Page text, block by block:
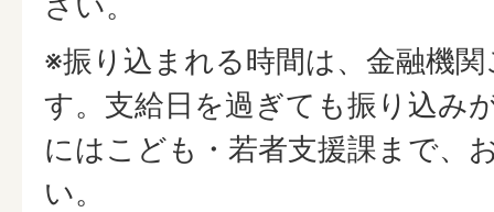
※振り込まれる時間は、金融機
す。支給日を過ぎても振り込み
にはこども・若者支援課まで、
い。